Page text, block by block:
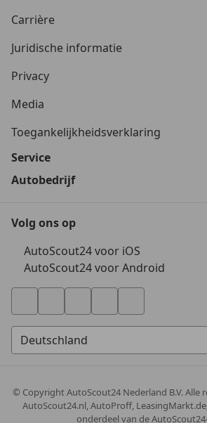
Carrière
Juridische informatie
Privacy
Media
Toegankelijkheidsverklaring
Service
Autobedrijf
Volg ons op
AutoScout24 voor iOS
AutoScout24 voor Android
© CopyrightAutoScout24 Nederland B.V.
AutoScout24.nl, AutoProff,
onderdeel van de